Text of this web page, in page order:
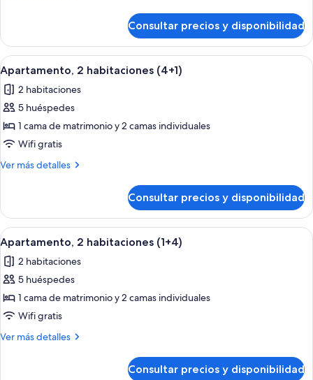
2
habitaciones
(2+3)
Consultar precios y disponibilidad
Abrir
todas
las
fotos
de
Apartamento,
2
Habitación de hotel con una cama
9
Apartamento, 2 habitaciones (4+1)
2 habitaciones
5 huéspedes
1 cama de matrimonio y 2 camas individuales
Wifi gratis
Ver más detalles
Más
2
habitaciones
(4+1)
Consultar precios y disponibilidad
Abrir
todas
las
fotos
de
Apartamento,
2
Habitación de hotel con una cama
9
Apartamento, 2 habitaciones (1+4)
2 habitaciones
5 huéspedes
1 cama de matrimonio y 2 camas individuales
Wifi gratis
Ver más detalles
Más
Consultar precios y disponibilidad